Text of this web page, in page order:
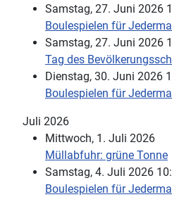
Samstag, 27. Juni 2026
Boulespielen für
Samstag, 27. Juni 2026
Tag des
Dienstag, 30. Juni 2026
Boulespielen für
Juli 2026
Mittwoch, 1. Juli 2026
Müllabfuhr: grüne Tonne
Samstag, 4. Juli 2026
Boulespielen für